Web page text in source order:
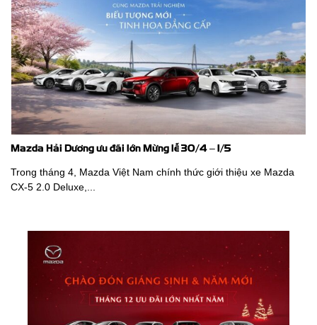
Mazda Hải Dương ưu đãi lớn Mừng lễ 30/4 – 1/5
Trong tháng 4, Mazda Việt Nam chính thức giới thiệu xe Mazda
CX-5 2.0 Deluxe,...